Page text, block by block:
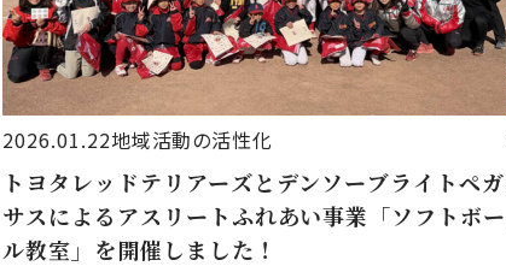
2026.01.22地域活動の活性化
トヨタレッドテリアーズとデンソーブライトペガ
サスによるアスリートふれあい事業「ソフトボー
ル教室」を開催しました！